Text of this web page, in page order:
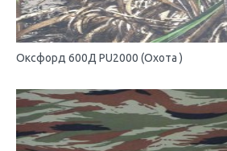
Оксфорд 600Д PU2000 (Охота )